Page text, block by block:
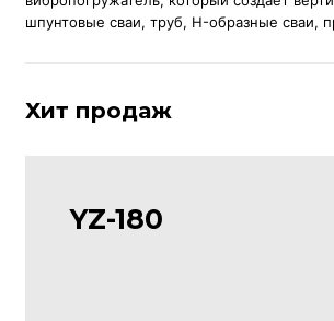
шпунтовые сваи, труб, H-образные сваи,
Хит продаж
YZ-180